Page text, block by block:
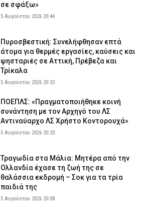
σε σφάξω»
5 Αυγούστου 2026 20:44
Πυροσβεστική: Συνελήφθησαν επτά
άτομα για θερμές εργασίες, καύσεις και
ψησταριές σε Αττική, Πρέβεζα και
Τρίκαλα
5 Αυγούστου 2026 20:32
ΠΟΕΠΛΣ: «Πραγματοποιήθηκε κοινή
συνάντηση με τον Αρχηγό του ΛΣ
Αντιναύαρχο ΛΣ Χρήστο Κοντορουχά»
5 Αυγούστου 2026 20:20
Τραγωδία στα Μάλια: Μητέρα από την
Ολλανδία έχασε τη ζωή της σε
θαλάσσια εκδρομή – Σοκ για τα τρία
παιδιά της
5 Αυγούστου 2026 20:08